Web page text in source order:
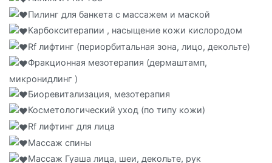
Пилинг для банкета с массажем и маской
Карбокситерапии , насыщение кожи кислородом
Rf лифтинг (периорбитальная зона, лицо, декольте)
Фракционная мезотерапия (дермаштамп,
микронидлинг )
Биоревитализация, мезотерапия
Косметологический уход (по типу кожи)
Rf лифтинг для лица
Массаж спины
Массаж Гуаша лица, шеи, декольте, рук